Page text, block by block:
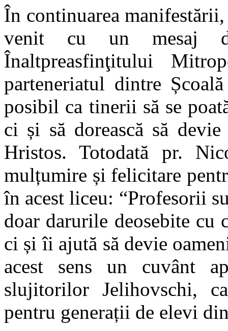
În continuarea
venit cu un mesaj
Înaltpreasfinţitului
parteneriatul dintre
posibil ca tinerii să se
ci și să dorească să
Hristos. Totodată pr.
mulțumire și felicitare
în acest liceu: “Profesorii
doar darurile deosebite cu
ci și îi ajută să devie
acest sens un cuvânt
slujitorilor Jelihovschi,
pentru generații de elevi